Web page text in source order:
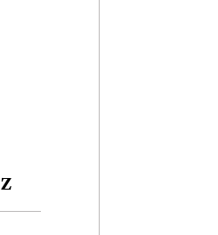
Z